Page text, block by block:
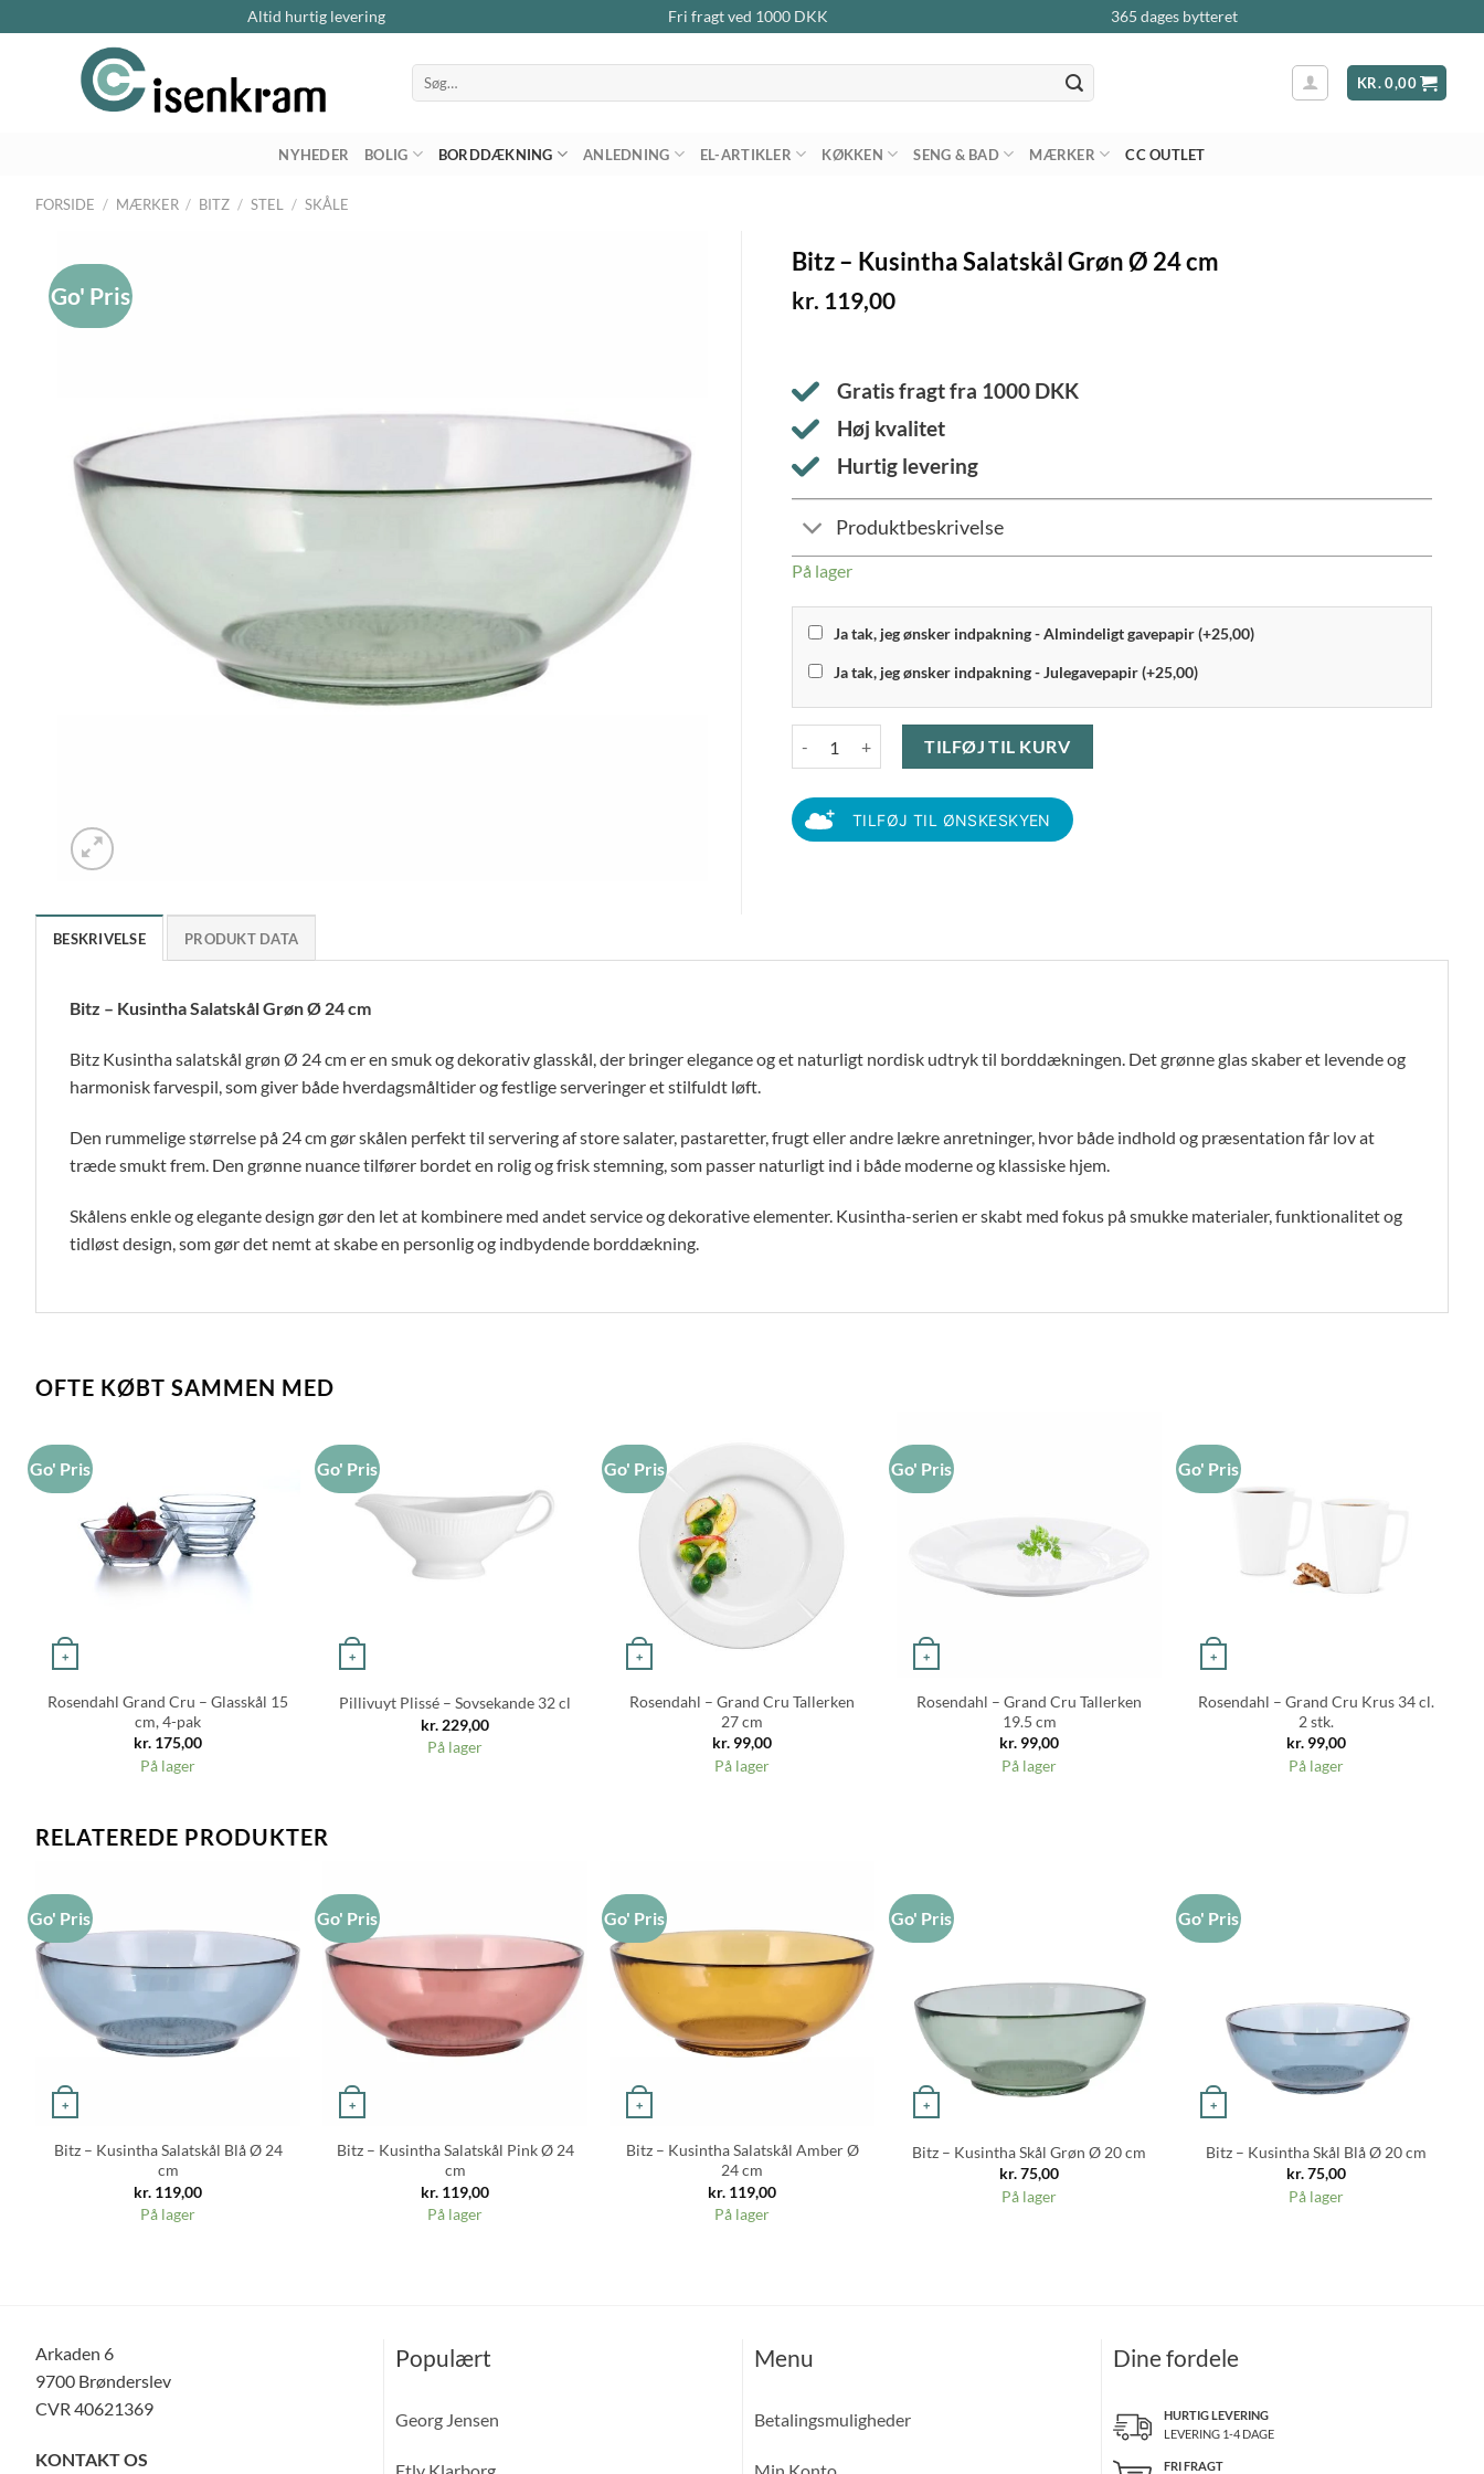
Altid hurtig levering Fri fragt ved 1000DKK 365 dages bytteret
Søg
efter:
KR.0,00
NYHEDER BOLIG BORDDÆKNING ANLEDNING EL-ARTIKLER KØKKEN SENG & BAD MÆRKER CC OUTLET
FORSIDE / MÆRKER / BITZ / STEL / SKÅLE
Go' Pris
Bitz – Kusintha Salatskål Grøn Ø 24 cm
kr. 119,00
Gratis fragt fra 1000 DKK
Høj kvalitet
Hurtig levering
Produktbeskrivelse
På lager
Ja tak, jeg ønsker indpakning - Almindeligt gavepapir (+25,00)
Ja tak, jeg ønsker indpakning - Julegavepapir (+25,00)
TILFØJ TIL KURV
TILFØJ TIL ØNSKESKYEN
BESKRIVELSE PRODUKT DATA
Bitz – Kusintha Salatskål Grøn Ø 24 cm
Bitz Kusintha salatskål grøn Ø 24 cm er en smuk og dekorativ glasskål, der bringer elegance og et naturligt nordisk udtryk til borddækningen. Det grønne glas skaber et levende og
harmonisk farvespil, som giver både hverdagsmåltider og festlige serveringer et stilfuldt løft.
Den rummelige størrelse på 24 cm gør skålen perfekt til servering af store salater, pastaretter, frugt eller andre lækre anretninger, hvor både indhold og præsentation får lov at
træde smukt frem. Den grønne nuance tilfører bordet en rolig og frisk stemning, som passer naturligt ind i både moderne og klassiske hjem.
Skålens enkle og elegante design gør den let at kombinere med andet service og dekorative elementer. Kusintha-serien er skabt med fokus på smukke materialer, funktionalitet og
tidløst design, som gør det nemt at skabe en personlig og indbydende borddækning.
OFTE KØBT SAMMEN MED
Go' Pris
+
Rosendahl Grand Cru – Glasskål 15
cm, 4-pak
kr. 175,00
På lager
Go' Pris
+
Pillivuyt Plissé – Sovsekande 32 cl
kr. 229,00
På lager
Go' Pris
+
Rosendahl – Grand Cru Tallerken
27 cm
kr. 99,00
På lager
Go' Pris
+
Rosendahl – Grand Cru Tallerken
19.5 cm
kr. 99,00
På lager
Go' Pris
+
Rosendahl – Grand Cru Krus 34 cl.
2 stk.
kr. 99,00
På lager
RELATEREDE PRODUKTER
Go' Pris
+
Bitz – Kusintha Salatskål Blå Ø 24
cm
kr. 119,00
På lager
Go' Pris
+
Bitz – Kusintha Salatskål Pink Ø 24
cm
kr. 119,00
På lager
Go' Pris
+
Bitz – Kusintha Salatskål Amber Ø
24 cm
kr. 119,00
På lager
Go' Pris
+
Bitz – Kusintha Skål Grøn Ø 20 cm
kr.75,00
På lager
Go' Pris
+
Bitz – Kusintha Skål Blå Ø 20 cm
kr.75,00
På lager
Arkaden 6
9700 Brønderslev
CVR 40621369
KONTAKT OS
Populært
Georg Jensen
Menu
Betalingsmuligheder
Dine fordele
HURTIG LEVERING
LEVERING 1-4 DAGE
FRI FRAGT